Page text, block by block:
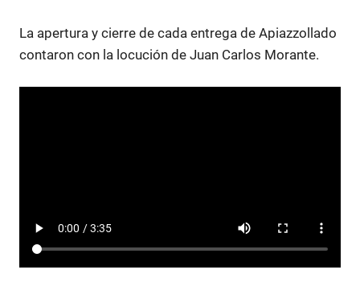
La apertura y cierre de cada entrega de Apiazzollado
contaron con la locución de Juan Carlos Morante.